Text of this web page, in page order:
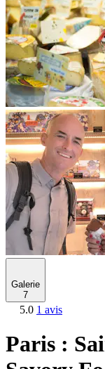
Galerie
7
5.0 1 avis
Paris :